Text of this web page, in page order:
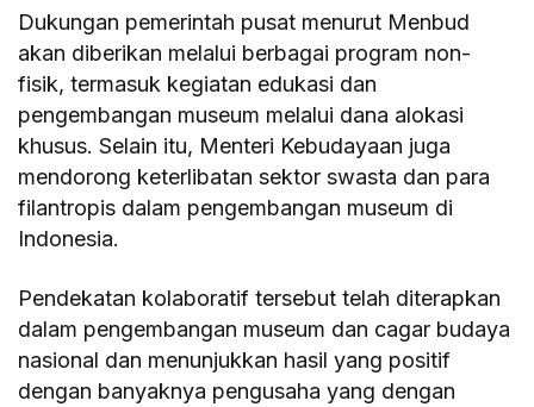
Dukungan pemerintah pusat menurut Menbud
akan diberikan melalui berbagai program non-
fisik, termasuk kegiatan edukasi dan
pengembangan museum melalui dana alokasi
khusus. Selain itu, Menteri Kebudayaan juga
mendorong keterlibatan sektor swasta dan para
filantropis dalam pengembangan museum di
Indonesia.
Pendekatan kolaboratif tersebut telah diterapkan
dalam pengembangan museum dan cagar budaya
nasional dan menunjukkan hasil yang positif
dengan banyaknya pengusaha yang dengan